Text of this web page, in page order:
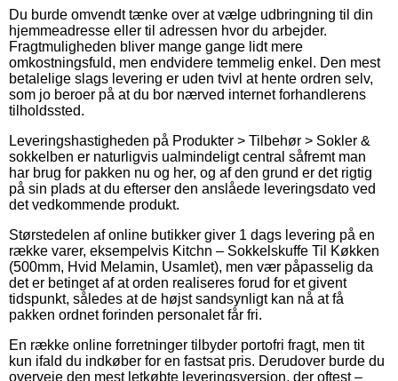
Du burde omvendt tænke over at vælge udbringning til din
hjemmeadresse eller til adressen hvor du arbejder.
Fragtmuligheden bliver mange gange lidt mere
omkostningsfuld, men endvidere temmelig enkel. Den mest
betalelige slags levering er uden tvivl at hente ordren selv,
som jo beroer på at du bor nærved internet forhandlerens
tilholdssted.
Leveringshastigheden på Produkter > Tilbehør > Sokler &
sokkelben er naturligvis ualmindeligt central såfremt man
har brug for pakken nu og her, og af den grund er det rigtig
på sin plads at du efterser den anslåede leveringsdato ved
det vedkommende produkt.
Størstedelen af online butikker giver 1 dags levering på en
række varer, eksempelvis Kitchn – Sokkelskuffe Til Køkken
(500mm, Hvid Melamin, Usamlet), men vær påpasselig da
det er betinget af at orden realiseres forud for et givent
tidspunkt, således at de højst sandsynligt kan nå at få
pakken ordnet forinden personalet får fri.
En række online forretninger tilbyder portofri fragt, men tit
kun ifald du indkøber for en fastsat pris. Derudover burde du
overveje den mest letkøbte leveringsversion, der oftest –